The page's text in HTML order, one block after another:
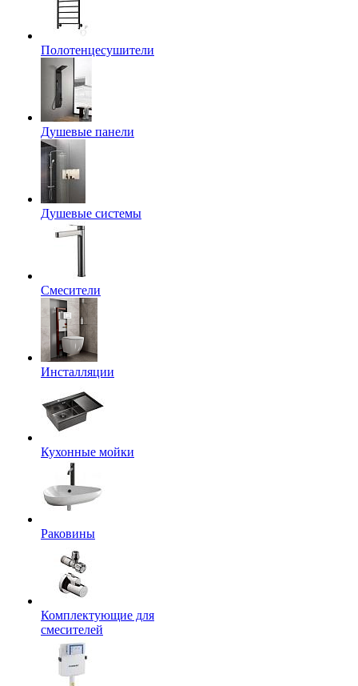
Полотенцесушители
Душевые панели
Душевые системы
Смесители
Инсталляции
Кухонные мойки
Раковины
Комплектующие для
смесителей